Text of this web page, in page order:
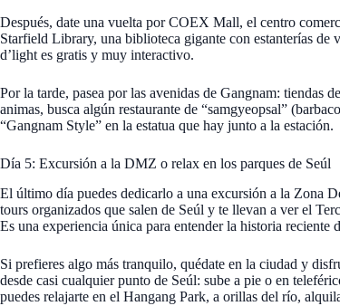
Después, date una vuelta por COEX Mall, el centro
Starfield Library, una biblioteca gigante con estanterías
d’light es gratis y muy interactivo.
Por la tarde, pasea por las avenidas de Gangnam: tiendas
animas, busca algún restaurante de “samgyeopsal”
“Gangnam Style” en la estatua que hay junto a la estación.
Día 5: Excursión a la DMZ o relax en los parques de Seúl
El último día puedes dedicarlo a una excursión a la Zona
tours organizados que salen de Seúl y te llevan a ver el
Es una experiencia única para entender la historia reciente
Si prefieres algo más tranquilo, quédate en la ciudad y
desde casi cualquier punto de Seúl: sube a pie o en
puedes relajarte en el Hangang Park, a orillas del río,